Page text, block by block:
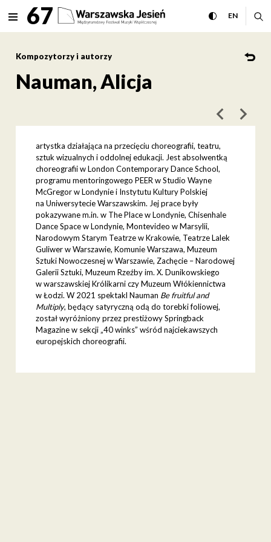
Nauman, Alicja
rozwiń menu
MENU67 przełącz
ENCHANGE
Kompozytorzy i autorzy
Nauman, Alicja
poprzedni
artystka działająca na przecięciu choreografii, teatru,
sztuk wizualnych i oddolnej edukacji. Jest absolwentką
choreografii w London Contemporary Dance School,
programu mentoringowego PEER w Studio Wayne
McGregor w Londynie i Instytutu Kultury Polskiej
na Uniwersytecie Warszawskim. Jej prace były
pokazywane m.in. w The Place w Londynie, Chisenhale
Dance Space w Londynie, Montevideo w Marsylii,
Narodowym Starym Teatrze w Krakowie, Teatrze Lalek
Guliwer w Warszawie, Komunie Warszawa, Muzeum
Sztuki Nowoczesnej w Warszawie, Zachęcie – Narodowej
Galerii Sztuki, Muzeum Rzeźby im. X. Dunikowskiego
w warszawskiej Królikarni czy Muzeum Włókiennictwa
w Łodzi. W 2021 spektakl Nauman Be fruitful and
Multiply, będący satyryczną odą do torebki foliowej,
został wyróżniony przez prestiżowy Springback
Magazine w sekcji „40 winks” wśród najciekawszych
europejskich choreografii.